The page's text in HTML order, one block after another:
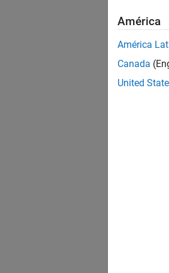
América
América
Canada
United